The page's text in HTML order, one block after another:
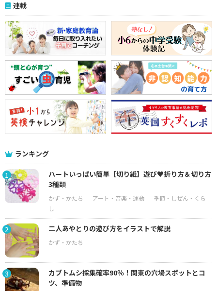
連載
ランキング
1
ハートいっぱい簡単【切り紙】遊び♥折り方＆切り方
3種類
2 二人あやとりの遊び方をイラストで解説
3
カブトムシ採集確率90％！関東の穴場スポットとコ
ツ、準備物